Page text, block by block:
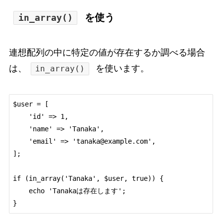
in_array() を使う
連想配列の中に特定の値が存在するか調べる場合
は、
in_array() を使います。
$user = [
];
if (in_array('Tanaka', $user, true)) {